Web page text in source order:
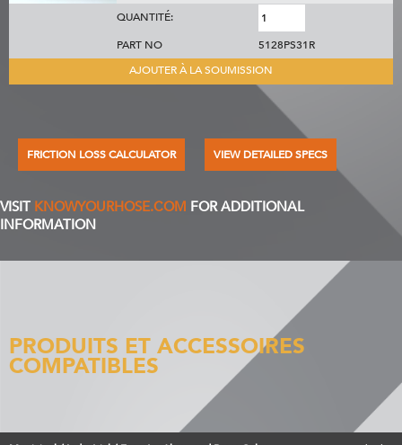
QUANTITÉ:
PART NO
5128PS31R
AJOUTER À LA SOUMISSION
FRICTION LOSS CALCULATOR VIEW DETAILED SPECS
VISIT KNOWYOURHOSE.COM FOR ADDITIONAL
INFORMATION
PRODUITS ET ACCESSOIRES
COMPATIBLES